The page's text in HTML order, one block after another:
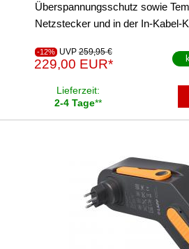
Überspannungsschutz sowie
Netzstecker und in der In-Kabel-
-12% UVP 259,95 €
229,00 EUR*
Lieferzeit:
2-4 Tage**